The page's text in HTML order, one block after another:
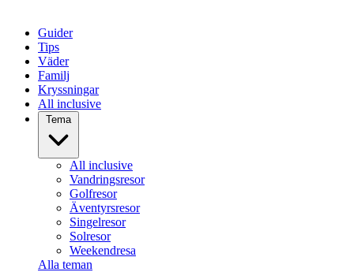
Guider
Tips
Väder
Familj
Kryssningar
All inclusive
Tema
All inclusive
Vandringsresor
Golfresor
Äventyrsresor
Singelresor
Solresor
Weekendresa
Alla teman